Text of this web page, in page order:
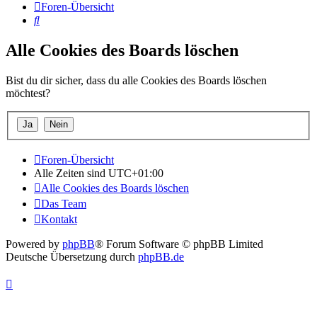
Foren-Übersicht
Suche
Alle Cookies des Boards löschen
Bist du dir sicher, dass du alle Cookies des Boards löschen
möchtest?
Foren-Übersicht
Alle Zeiten sind UTC+01:00
Alle Cookies des Boards löschen
Das Team
Kontakt
Powered by phpBB® Forum Software © phpBB Limited
Deutsche Übersetzung durch phpBB.de